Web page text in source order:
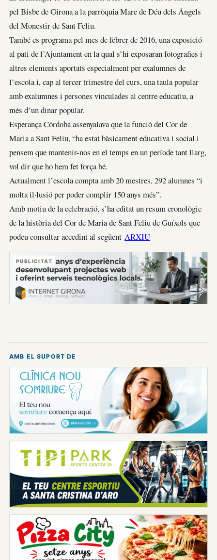
pel Bisbe de Girona a la parròquia Mare de Déu dels Àngels
del Monestir de Sant Feliu.
També es programa pel mes de febrer de 2016, una exposició
al pati de l’Ajuntament en la qual s’hi exposaran fotografies i
altres elements aportats especialment per exalumnes de
l’escola i, cap al tercer trimestre del curs, una taula popular
amb exalumnes i persones vinculades al centre educatiu, a
més d’un dinar popular.
Esperança Córdoba assenyalava que la funció del Cor de
Maria a Sant Feliu, “ha estat bàsicament educativa i social i
pensem que mantenir-nos en el temps en un període tant llarg,
vol dir que ho hem fet força bé.
Actualment l’escola compta amb 20 mestres, 292 alumnes “i
molta il·lusió per poder complir 150 anys més”.
Amb motiu de la celebració, s’ha editat un resum cronològic
de la història del Cor de Maria de Sant Feliu de Guíxols que
podeu consultar accedint al següent ARXIU
PUBLICITAT
AMB EL SUPORT DE